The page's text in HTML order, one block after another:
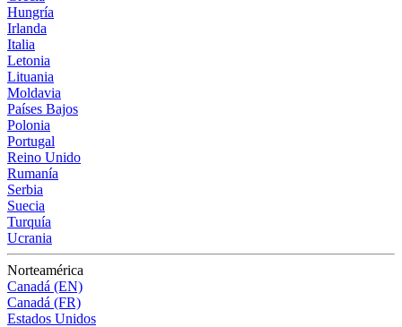
Hungría
Irlanda
Italia
Letonia
Lituania
Moldavia
Países Bajos
Polonia
Portugal
Reino Unido
Rumanía
Serbia
Suecia
Turquía
Ucrania
Norteamérica
Canadá (EN)
Canadá (FR)
Estados Unidos